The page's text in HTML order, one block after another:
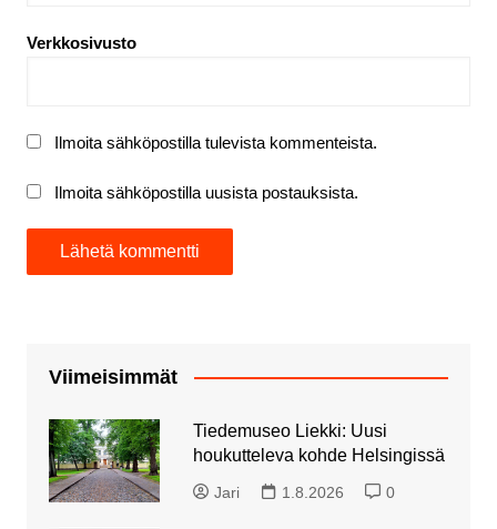
Verkkosivusto
Ilmoita sähköpostilla tulevista kommenteista.
Ilmoita sähköpostilla uusista postauksista.
Viimeisimmät
Tiedemuseo Liekki: Uusi
houkutteleva kohde Helsingissä
Jari 1.8.2026 0